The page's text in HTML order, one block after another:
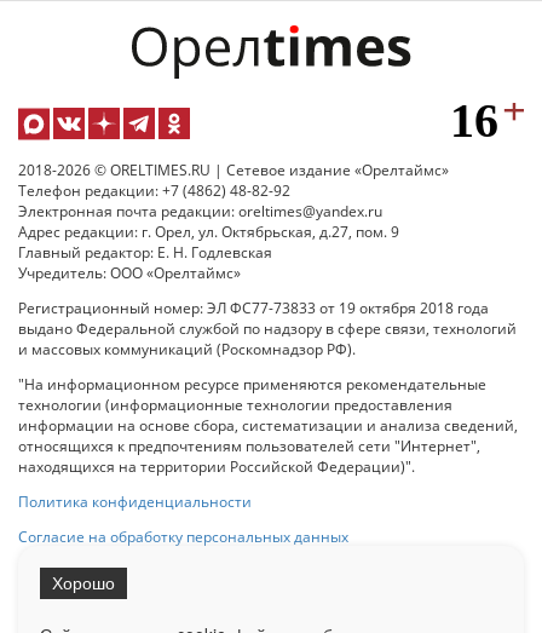
2018-2026 © ORELTIMES.RU | Сетевое издание «Орелтаймс»
Телефон редакции: +7 (4862) 48-82-92
Электронная почта редакции: oreltimes@yandex.ru
Адрес редакции: г. Орел, ул. Октябрьская, д.27, пом. 9
Главный редактор: Е. Н. Годлевская
Учредитель: ООО «Орелтаймс»
Регистрационный номер: ЭЛ ФС77-73833 от 19 октября 2018 года
выдано Федеральной службой по надзору в сфере связи, технологий
и массовых коммуникаций (Роскомнадзор РФ).
"На информационном ресурсе применяются рекомендательные
технологии (информационные технологии предоставления
информации на основе сбора, систематизации и анализа сведений,
относящихся к предпочтениям пользователей сети "Интернет",
находящихся на территории Российской Федерации)".
Политика конфиденциальности
Согласие на обработку персональных данных
на Сетевое издание «ОрелТаймс» обязательна.
Хорошо